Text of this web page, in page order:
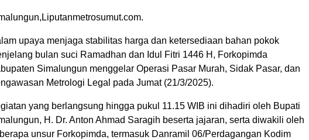
upaya menjaga stabilitas harga dan ketersediaan bahan pokok
bulan suci Ramadhan dan Idul Fitri 1446 H, Forkopimda
Simalungun menggelar Operasi Pasar Murah, Sidak Pasar, dan
Metrologi Legal pada Jumat (21/3/2025).
yang berlangsung hingga pukul 11.15 WIB ini dihadiri oleh Bupati
H. Dr. Anton Ahmad Saragih beserta jajaran, serta diwakili oleh
unsur Forkopimda, termasuk Danramil 06/Perdagangan Kodim